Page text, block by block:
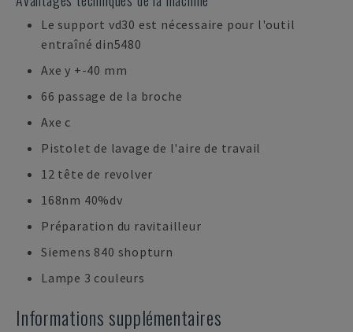
Le support vd30 est nécessaire pour l'outil
entraîné din5480
Axe y +-40 mm
66 passage de la broche
Axe c
Pistolet de lavage de l'aire de travail
12 tête de revolver
168nm 40%dv
Préparation du ravitailleur
Siemens 840 shopturn
Lampe 3 couleurs
Informations supplémentaires